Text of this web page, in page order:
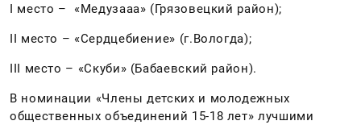
I место – «Медузааа» (Грязовецкий район);
II место – «Сердцебиение» (г.Вологда);
III место – «Скуби» (Бабаевский район).
В номинации «Члены детских и молодежных
общественных объединений 15-18 лет» лучшими